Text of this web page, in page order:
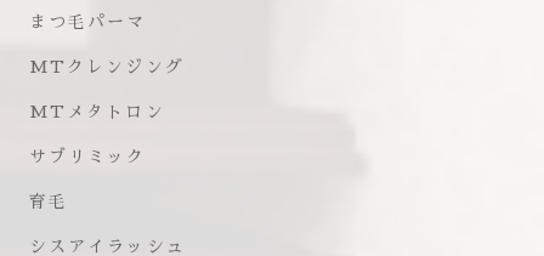
まつ毛パーマ
MTクレンジング
MTメタトロン
サブリミック
育毛
シスアイラッシュ